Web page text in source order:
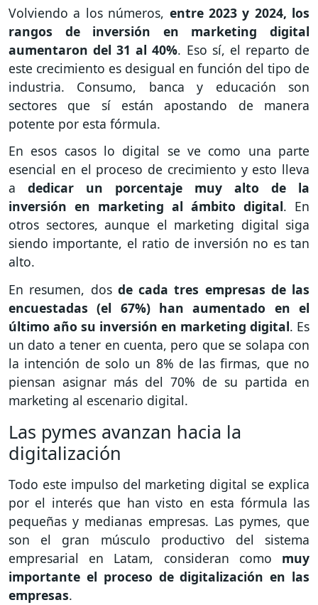
Volviendo a los números, entre 2023 y 2024, los
rangos de inversión en marketing digital
aumentaron del 31 al 40%. Eso sí, el reparto de
este crecimiento es desigual en función del tipo de
industria. Consumo, banca y educación son
sectores que sí están apostando de manera
potente por esta fórmula.
En esos casos lo digital se ve como una parte
esencial en el proceso de crecimiento y esto lleva
a dedicar un porcentaje muy alto de la
inversión en marketing al ámbito digital. En
otros sectores, aunque el marketing digital siga
siendo importante, el ratio de inversión no es tan
alto.
En resumen, dos de cada tres empresas de las
encuestadas (el 67%) han aumentado en el
último año su inversión en marketing digital. Es
un dato a tener en cuenta, pero que se solapa con
la intención de solo un 8% de las firmas, que no
piensan asignar más del 70% de su partida en
marketing al escenario digital.
Las pymes avanzan hacia la
digitalización
Todo este impulso del marketing digital se explica
por el interés que han visto en esta fórmula las
pequeñas y medianas empresas. Las pymes, que
son el gran músculo productivo del sistema
empresarial en Latam, consideran como muy
importante el proceso de digitalización en las
empresas.